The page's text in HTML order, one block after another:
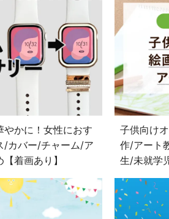
かに！女性におす
/カバー/チャーム/ア
着画あり】
子供向け
作/アート
生/未就学